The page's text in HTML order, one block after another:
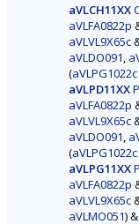
aVLCH11XX
aVLFA0822p
aVLVL9X65c
aVLDO091
(aVLPG1022c
aVLPD11XX
aVLFA0822p
aVLVL9X65c
aVLDO091
(aVLPG1022c
aVLPG11XX
aVLFA0822p
aVLVL9X65c
aVLMO051)